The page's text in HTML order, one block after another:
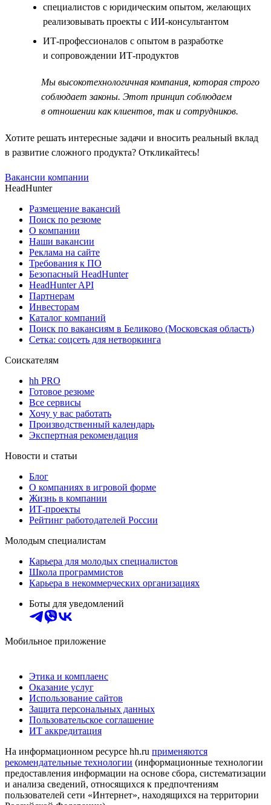
специалистов с юридическим опытом, желающих
реализовывать проекты с ИИ-консультантом
ИТ-профессионалов с опытом в разработке
и сопровождении ИТ-продуктов
Мы высокотехнологичная компания, которая строго
соблюдает законы. Этот принцип соблюдаем
в отношении как клиентов, так и сотрудников.
Хотите решать интересные задачи и вносить реальный вклад
в развитие сложного продукта? Откликайтесь!
Вакансии компании
HeadHunter
Размещение вакансий
Поиск по резюме
О компании
Наши вакансии
Реклама на сайте
Требования к ПО
Безопасный HeadHunter
HeadHunter API
Партнерам
Инвесторам
Каталог компаний
Поиск по вакансиям в Беликово (Московская область)
Сетка: соцсеть для нетворкинга
Соискателям
hh PRO
Готовое резюме
Все сервисы
Хочу у вас работать
Производственный календарь
Экспертная рекомендация
Новости и статьи
Блог
О компаниях в игровой форме
Жизнь в компании
ИТ-проекты
Рейтинг работодателей России
Молодым специалистам
Карьера для молодых специалистов
Школа программистов
Карьера в некоммерческих организациях
Боты для уведомлений
Мобильное приложение
Этика и комплаенс
Оказание услуг
Использование сайтов
Защита персональных данных
Пользовательское соглашение
ИТ аккредитация
На информационном ресурсе hh.ru применяются
рекомендательные технологии (информационные технологии
предоставления информации на основе сбора, систематизации
и анализа сведений, относящихся к предпочтениям
пользователей сети «Интернет», находящихся на территории